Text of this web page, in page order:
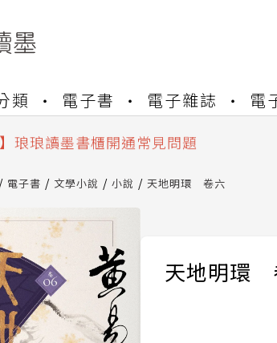
類 電子書 電子雜誌 電
】琅琅讀墨數位閱讀資產合併與書櫃開
】琅琅讀墨 3 分鐘完成書櫃開通與資產合
琅琅讀墨數位閱讀資產合併與書櫃開通
電子書 文學小說 小說 天地明環 卷六
天地明環